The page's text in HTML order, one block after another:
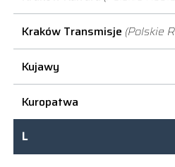
Kraków Transmisje (Polskie
Kujawy
Kuropatwa
L